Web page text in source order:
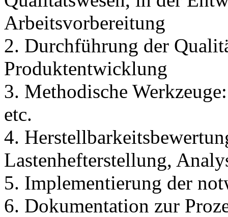
Arbeitsvorbereitung
2. Durchführung der
Produktentwicklung
3. Methodische
etc.
4.
Lastenhefterstellung,
5. Implementierung der
6. Dokumentation zur